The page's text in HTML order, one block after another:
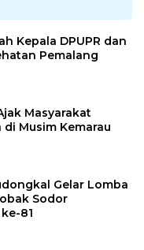
Kepala DPUPR dan
Pemalang
Masyarakat
Musim Kemarau
Gelar Lomba
Sodor
81